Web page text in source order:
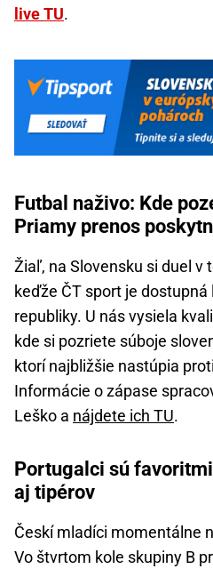
live TU.
Futbal naživo: Kde
Priamy prenos
Žiaľ, na Slovensku si duel v
keďže ČT sport je dostupná
republiky. U nás vysiela
kde si pozriete súboje
ktorí najbližšie nastúpia
Informácie o zápase
Leško a nájdete ich TU.
Portugalci sú
aj tipérov
Českí mladíci momentálne
Vo štvrtom kole skupiny B